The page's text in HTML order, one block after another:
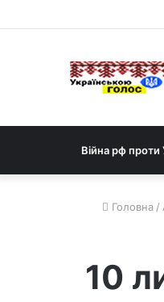
Війна рф проти
Головна /
10